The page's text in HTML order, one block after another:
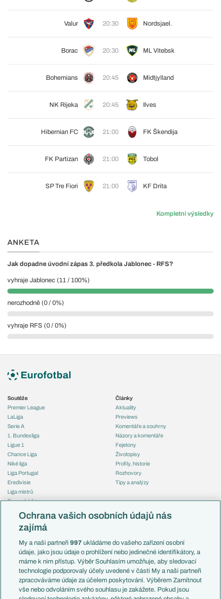
Valur 20:30 Nordsjael.
Borac 20:30 ML Vitebsk
Bohemians 20:45 Midtjylland
NK Rijeka 20:45 Ilves
Hibernian FC 21:00 FK Škendija
FK Partizan 21:00 Tobol
SP Tre Fiori 21:00 KF Drita
Kompletní výsledky
ANKETA
Jak dopadne úvodní zápas 3. předkola Jablonec - RFS?
vyhraje Jablonec (11 / 100%)
nerozhodně (0 / 0%)
vyhraje RFS (0 / 0%)
Soutěže
Premier League
LaLiga
Serie A
1. Bundesliga
Ligue 1
Chance Liga
Niké liga
Liga Portugal
Eredivisie
Liga mistrů
Evropská liga
Mistrovství světa
Liga národů
Témata
Představení týmů MS
EuroSkauting
PL v kostce
Evropské koeficienty
Přestupy
Články
Aktuality
Previews
Komentáře a souhrny
Názory a komentáře
Fejetony
Životopisy
Profily, historie
Rozhovory
Tipy a analýzy
Česko
Francie
Itálie
Německo
Španělsko
Argentina
Brazílie
Ochrana vašich osobních údajů nás
zajímá
My a naši partneři997 ukládáme do vašeho zařízení osobní
údaje, jako jsou údaje o prohlížení nebo jedinečné identifikátory, a
máme k nim přístup. Výběr Souhlasím umožňuje, aby sledovací
technologie podporovaly účely uvedené v části My a naši partneři
zpracováváme údaje za účelem poskytování. Výběrem Zamítnout
vše nebo odvoláním svého souhlasu je zakážete. Pokud jsou